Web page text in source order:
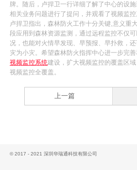
新闻中心
关于我们
牌。随后，卢捍卫一行详细了解了中心的设
相关业务问题进行了提问，并观看了视频监控
卢捍卫指出，森林防火工作十分关键,意义重
段应用到森林资源监测，通过远程监控不仅
况，也能对火情早发现、早预报、早扑救，
灾为小灾。希望森林防火指挥中心进一步完
视频监控系统建设，扩大视频监控的覆盖区
视频监控全覆盖。
上一篇
© 2017 - 2021 深圳华瑞通科技有限公司